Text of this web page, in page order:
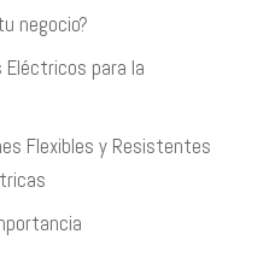
negocio?
Eléctricos para la
Flexibles y Resistentes